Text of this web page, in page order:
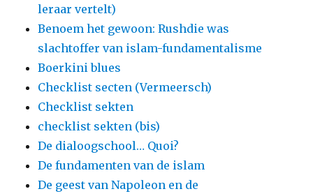
leraar vertelt)
Benoem het gewoon: Rushdie was
slachtoffer van islam-fundamentalisme
Boerkini blues
Checklist secten (Vermeersch)
Checklist sekten
checklist sekten (bis)
De dialoogschool… Quoi?
De fundamenten van de islam
De geest van Napoleon en de